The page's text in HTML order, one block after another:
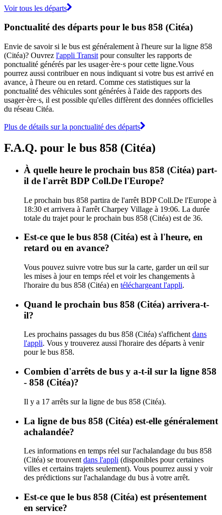
Voir tous les départs
Ponctualité des départs pour le bus 858 (Citéa)
Envie de savoir si le bus est généralement à l'heure sur la ligne 858
(Citéa)? Ouvrez l'appli Transit pour consulter les rapports de
ponctualité générés par les usager·ère·s pour cette ligne.Vous
pourrez aussi contribuer en nous indiquant si votre bus est arrivé en
avance, à l'heure ou en retard. Comme ces statistiques sur la
ponctualité des véhicules sont générées à l'aide des rapports des
usager·ère·s, il est possible qu'elles diffèrent des données officielles
du réseau Citéa.
Plus de détails sur la ponctualité des départs
F.A.Q. pour le bus 858 (Citéa)
À quelle heure le prochain bus 858 (Citéa) part-
il de l'arrêt BDP Coll.De l'Europe?
Le prochain bus 858 partira de l'arrêt BDP Coll.De l'Europe à
18:30 et arrivera à l'arrêt Charpey Village à 19:06. La durée
totale du trajet pour le prochain bus 858 (Citéa) est de 36.
Est-ce que le bus 858 (Citéa) est à l'heure, en
retard ou en avance?
Vous pouvez suivre votre bus sur la carte, garder un œil sur
les mises à jour en temps réel et voir les changements à
l'horaire du bus 858 (Citéa) en téléchargeant l'appli.
Quand le prochain bus 858 (Citéa) arrivera-t-
il?
Les prochains passages du bus 858 (Citéa) s'affichent dans
l'appli. Vous y trouverez aussi l'horaire des départs à venir
pour le bus 858.
Combien d'arrêts de bus y a-t-il sur la ligne 858
- 858 (Citéa)?
Il y a 17 arrêts sur la ligne de bus 858 (Citéa).
La ligne de bus 858 (Citéa) est-elle généralement
achalandée?
Les informations en temps réel sur l'achalandage du bus 858
(Citéa) se trouvent dans l'appli (disponibles pour certaines
villes et certains trajets seulement). Vous pourrez aussi y voir
des prédictions sur l'achalandage du bus à votre arrêt.
Est-ce que le bus 858 (Citéa) est présentement
en service?